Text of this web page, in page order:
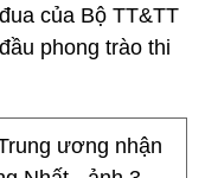
của Bộ TT&TT
phong trào thi